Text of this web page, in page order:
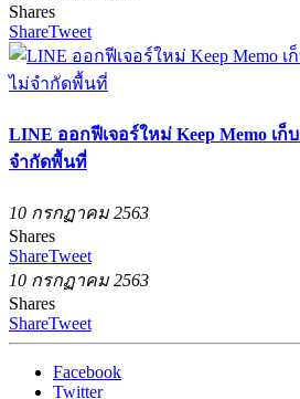
Shares
ShareTweet
LINE ออกฟีเจอร์ใหม่ Keep Memo เก็
จำกัดพื้นที่
10 กรกฏาคม 2563
Shares
ShareTweet
10 กรกฏาคม 2563
Shares
ShareTweet
Facebook
Twitter